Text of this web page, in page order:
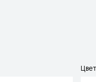
Цвет